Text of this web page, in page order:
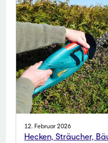
12. Februar 2026
Hecken, Sträucher,